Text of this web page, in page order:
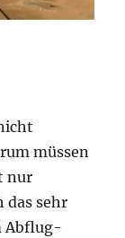
müssen
nur
das sehr
Abflug-